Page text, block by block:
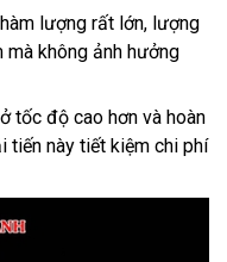
lượng rất lớn, lượng
không ảnh hưởng
tốc độ cao hơn và hoàn
tiến này tiết kiệm chi phí